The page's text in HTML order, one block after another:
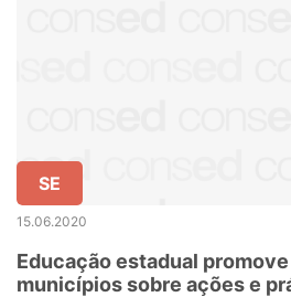
SE
15.06.2020
Educação estadual
municípios sobre ações e